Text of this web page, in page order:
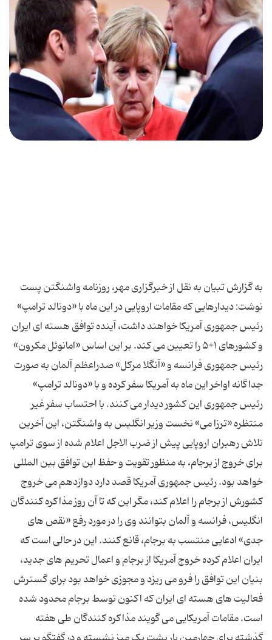
به گزارش تبیان به نقل از خبرگزاری مهر، روزنامه واشنگتن پست
نوشت: دیدارهایی که مقامات اروپایی در این ماه با «دونالد ترامپ»
رئیس جمهوری آمریکا خواهند داشت، آینده توافق هسته ای ایران
و کشورهای ۱+۵ را تعیین می کند. بر این اساس «امانوئل مکرون»
رئیس جمهوری فرانسه و «آنگلا مرکل» صدراعظم آلمان به صورت
جداگانه اواخر این ماه به آمریکا سفر کرده و با «دونالد ترامپ»
رئیس جمهوری این کشور دیدار می کنند. با احتساب سفر غیر
منتظره «ترزا می» نخست وزیر انگلیس به واشنگتن، این آخرین
تلاش رهبران اروپایی پیش از ضرب الاجل اعلام شده از سوی ترامپ
برای خروج از برجام، به منظور تقویت و حفظ این توافق بین المللی
خواهد بود. رئیس جمهوری آمریکا قصد دارد دوازدهم می خروج
کشورش از برجام را اعلام کند، مگر این که تا آن روز مذاکره کنندگان
انگلیس، فرانسه و آلمان بتوانند وی را در مورد رفع «نقص های
جدی» ادعایی منتسب به برجام، قانع کنند. این در حالی است که
ایران اعلام کرده خروج آمریکا از برجام و اعمال تحریم های جدید،
بنیان این توافق را فرو می ریزد و مجوزی خواهد بود برای گسترش
فعالیت های هسته ای ایران که اکنون توسط برجام محدود شده
است. مقامات آمریکایی می گویند مذاکره کنندگان طی هفته